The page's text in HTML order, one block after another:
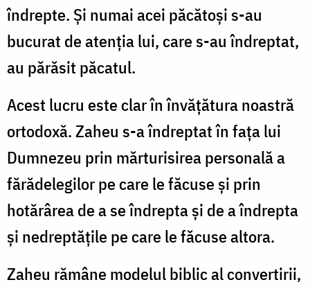
îndrepte. Şi numai acei păcătoşi s-au
bucurat de atenţia lui, care s-au îndreptat,
au părăsit păcatul.
Acest lucru este clar în învăţătura noastră
ortodoxă. Zaheu s-a îndreptat în faţa lui
Dumnezeu prin mărturisirea personală a
fărădelegilor pe care le făcuse şi prin
hotărârea de a se îndrepta şi de a îndrepta
şi nedreptăţile pe care le făcuse altora.
Zaheu rămâne modelul biblic al convertirii,